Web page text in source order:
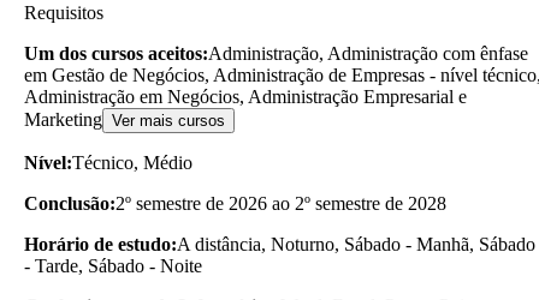
Requisitos
Um dos cursos aceitos:Administração, Administração com ênfase
em Gestão de Negócios, Administração de Empresas - nível
Administração em Negócios, Administração Empresarial e
Marketing Ver mais cursos
Nível:Técnico, Médio
Conclusão:2º semestre de 2026 ao 2º semestre de 2028
Horário de estudo:A distância, Noturno, Sábado - Manhã, Sábado
- Tarde, Sábado - Noite